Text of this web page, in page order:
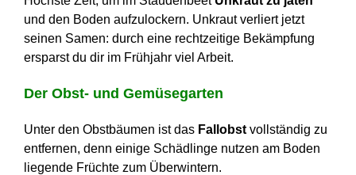
und den Boden aufzulockern. Unkraut verliert jetzt
seinen Samen: durch eine rechtzeitige Bekämpfung
ersparst du dir im Frühjahr viel Arbeit.
Der Obst- und Gemüsegarten
Unter den Obstbäumen ist das Fallobst vollständig zu
entfernen, denn einige Schädlinge nutzen am Boden
liegende Früchte zum Überwintern.